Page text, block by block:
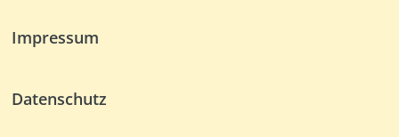
Impressum
Datenschutz